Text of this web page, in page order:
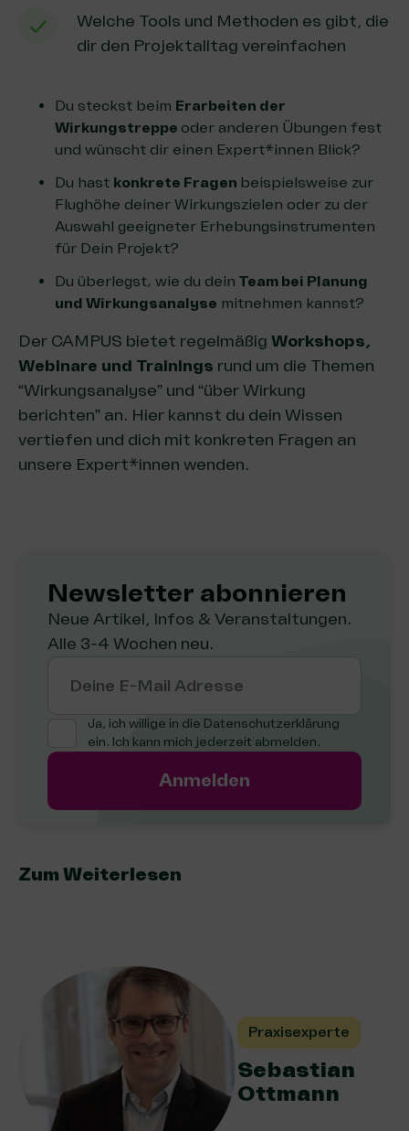
Welche Tools und Methoden es gibt, die
dir den Projektalltag vereinfachen
Du steckst beim Erarbeiten der
Wirkungstreppe oder anderen Übungen fest
und wünscht dir einen Expert*innen Blick?
Du hast konkrete Fragen beispielsweise zur
Flughöhe deiner Wirkungszielen oder zu der
Auswahl geeigneter Erhebungsinstrumenten
für Dein Projekt?
Du überlegst, wie du dein Team bei Planung
und Wirkungsanalyse mitnehmen kannst?
Der CAMPUS bietet regelmäßig Workshops,
Webinare und Trainings rund um die Themen
“Wirkungsanalyse” und “über Wirkung
berichten” an. Hier kannst du dein Wissen
vertiefen und dich mit konkreten Fragen an
unsere Expert*innen wenden.
Newsletter abon­nie­ren
Neue Artikel, Infos & Veranstaltungen.
Alle 3-4 Wochen neu.
Deine E-Mail Adresse
Ja, ich willige in die Datenschutzerklärung
ein. Ich kann mich jederzeit abmelden.
Anmelden
Zum Weiterlesen
Praxisexperte
Sebastian
Ottmann